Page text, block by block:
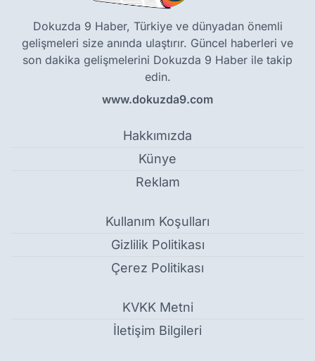
Dokuzda 9 Haber, Türkiye ve dünyadan önemli
gelişmeleri size anında ulaştırır. Güncel haberleri ve
son dakika gelişmelerini Dokuzda 9 Haber ile takip
edin.
www.dokuzda9.com
Hakkımızda
Künye
Reklam
Kullanım Koşulları
Gizlilik Politikası
Çerez Politikası
KVKK Metni
İletişim Bilgileri